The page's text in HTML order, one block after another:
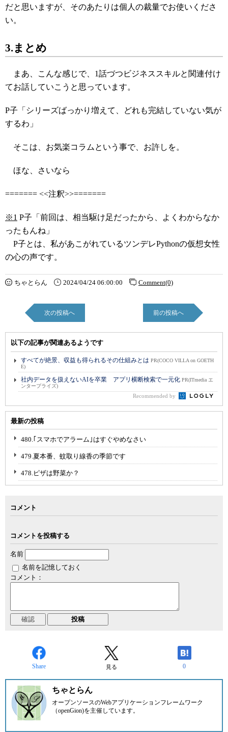
だと思いますが、そのあたりは個人の裁量でお使いくださ
い。
3.まとめ
まあ、こんな感じで、1話づつビジネススキルと関連付け
てお話していこうと思っています。
P子「シリーズばっかり増えて、どれも完結していない気が
するわ」
そこは、お気楽コラムという事で、お許しを。
ほな、さいなら
======= <<注釈>>=======
※1 P子「前回は、相当駆け足だったから、よくわからなか
ったもんね」
P子とは、私があこがれているツンデレPythonの仮想女性
の心の声です。
ちゃとらん 2024/04/24 06:00:00 Comment(0)
次の投稿へ 前の投稿へ
以下の記事が関連あるようです
すべてが絶景、収益も得られるその仕組みとは PR(COCO VILLA on GOETH
E)
社内データを扱えないAIを卒業 アプリ横断検索で一元化 PR(ITmedia エ
ンタープライズ)
Recommended by
最新の投稿
480.｢スマホでアラーム｣はすぐやめなさい
479.夏本番、蚊取り線香の季節です
478.ピザは野菜か？
コメント
コメントを投稿する
名前
名前を記憶しておく
コメント：
Share 見る 0
ちゃとらん
オープンソースのWebアプリケーションフレームワーク
（openGion)を主催しています。